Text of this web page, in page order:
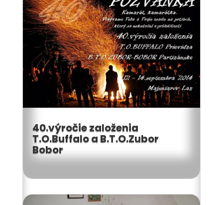
40.výročie založenia
T.O.Buffalo a B.T.O.Zubor
Bobor